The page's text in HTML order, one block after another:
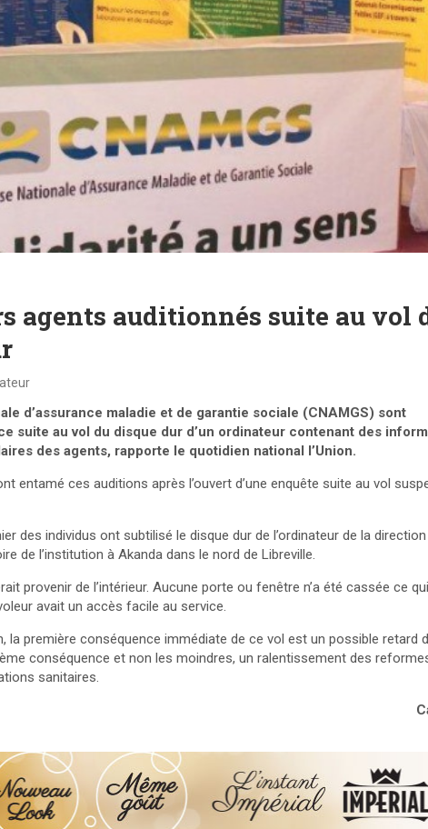
agents auditionnés suite au vol
d’assurance maladie et de garantie sociale (CNAMGS) sont
suite au vol du disque dur d’un ordinateur contenant des
des agents, rapporte le quotidien national l’Union.
entamé ces auditions après l’ouvert d’une enquête suite au vol
des individus ont subtilisé le disque dur de l’ordinateur de la
de l’institution à Akanda dans le nord de Libreville.
provenir de l’intérieur. Aucune porte ou fenêtre n’a été cassée ce
avait un accès facile au service.
la première conséquence immédiate de ce vol est un possible retard
conséquence et non les moindres, un ralentissement des
sanitaires.